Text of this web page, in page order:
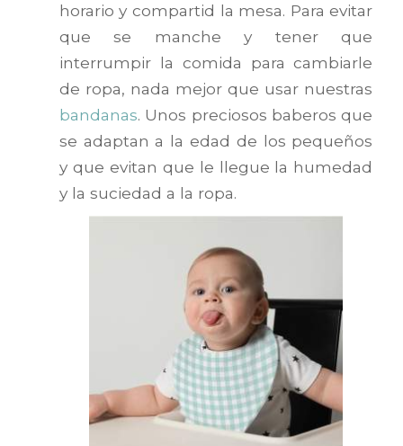
horario y compartid la mesa. Para evitar
que se manche y tener que
interrumpir la comida para cambiarle
de ropa, nada mejor que usar nuestras
bandanas. Unos preciosos baberos que
se adaptan a la edad de los pequeños
y que evitan que le llegue la humedad
y la suciedad a la ropa.